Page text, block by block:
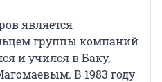
является
группы компаний
и учился в Баку,
В 1983 году